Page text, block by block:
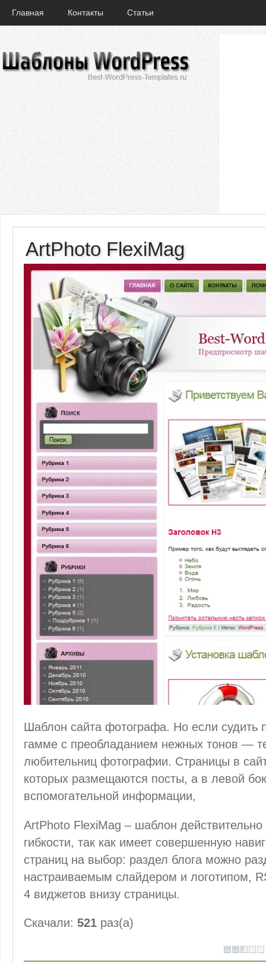
Главная Контакты Статьи
ArtPhoto FlexiMag
Шаблон сайта фотографа. Но если судить
гамме с преобладанием нежных тонов —
любительниц фотографии. Страницы в
которых размещаются посты, а в левой
вспомогательной информации,
ArtPhoto FlexiMag – шаблон
гибкости, так как имеет совершенную
страниц на выбор: раздел блога можно
настраиваемым слайдером и логотипом,
4 виджетов внизу страницы.
Скачали: 521 раз(а)